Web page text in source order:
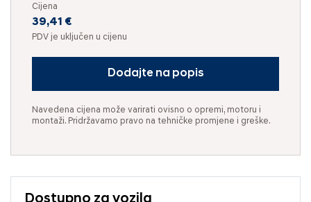
Cijena
39,41 €
PDV je uključen u cijenu
Dodajte na popis
Navedena cijena može varirati ovisno o opremi, motoru i
montaži. Pridržavamo pravo na tehničke promjene i greške.
Dostupno za vozila